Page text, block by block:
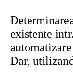
existente
Dar,